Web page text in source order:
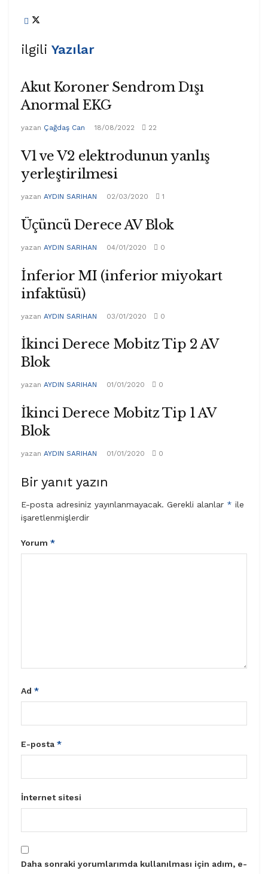
ilgili Yazılar
Akut Koroner Sendrom Dışı
Anormal EKG
yazan Çağdaş Can 18/08/2022 22
V1 ve V2 elektrodunun yanlış
yerleştirilmesi
yazan AYDIN SARIHAN 02/03/2020 1
Üçüncü Derece AV Blok
yazan AYDIN SARIHAN 04/01/2020 0
İnferior MI (inferior miyokart
infaktüsü)
yazan AYDIN SARIHAN 03/01/2020 0
İkinci Derece Mobitz Tip 2 AV
Blok
yazan AYDIN SARIHAN 01/01/2020 0
İkinci Derece Mobitz Tip 1 AV
Blok
yazan AYDIN SARIHAN 01/01/2020 0
Bir yanıt yazın
E-posta adresiniz yayınlanmayacak. Gerekli alanlar * ile
işaretlenmişlerdir
Yorum *
Ad *
E-posta *
İnternet sitesi
Daha sonraki yorumlarımda kullanılması için adım, e-